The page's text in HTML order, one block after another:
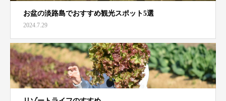
お盆の淡路島でおすすめ観光スポット5選
2024.7.29